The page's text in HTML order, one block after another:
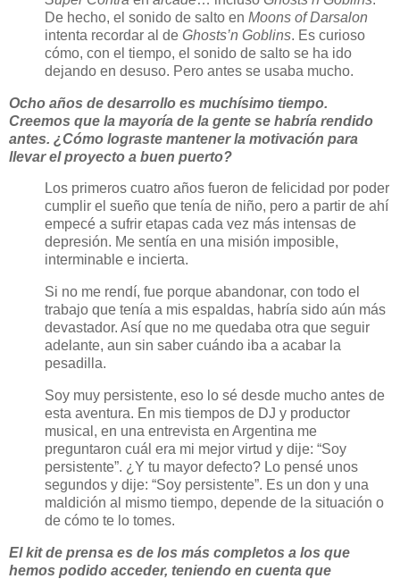
De hecho, el sonido de salto en Moons of Darsalon
intenta recordar al de Ghosts’n Goblins. Es curioso
cómo, con el tiempo, el sonido de salto se ha ido
dejando en desuso. Pero antes se usaba mucho.
Ocho años de desarrollo es muchísimo tiempo.
Creemos que la mayoría de la gente se habría rendido
antes. ¿Cómo lograste mantener la motivación para
llevar el proyecto a buen puerto?
Los primeros cuatro años fueron de felicidad por poder
cumplir el sueño que tenía de niño, pero a partir de ahí
empecé a sufrir etapas cada vez más intensas de
depresión. Me sentía en una misión imposible,
interminable e incierta.
Si no me rendí, fue porque abandonar, con todo el
trabajo que tenía a mis espaldas, habría sido aún más
devastador. Así que no me quedaba otra que seguir
adelante, aun sin saber cuándo iba a acabar la
pesadilla.
Soy muy persistente, eso lo sé desde mucho antes de
esta aventura. En mis tiempos de DJ y productor
musical, en una entrevista en Argentina me
preguntaron cuál era mi mejor virtud y dije: “Soy
persistente”. ¿Y tu mayor defecto? Lo pensé unos
segundos y dije: “Soy persistente”. Es un don y una
maldición al mismo tiempo, depende de la situación o
de cómo te lo tomes.
El kit de prensa es de los más completos a los que
hemos podido acceder, teniendo en cuenta que